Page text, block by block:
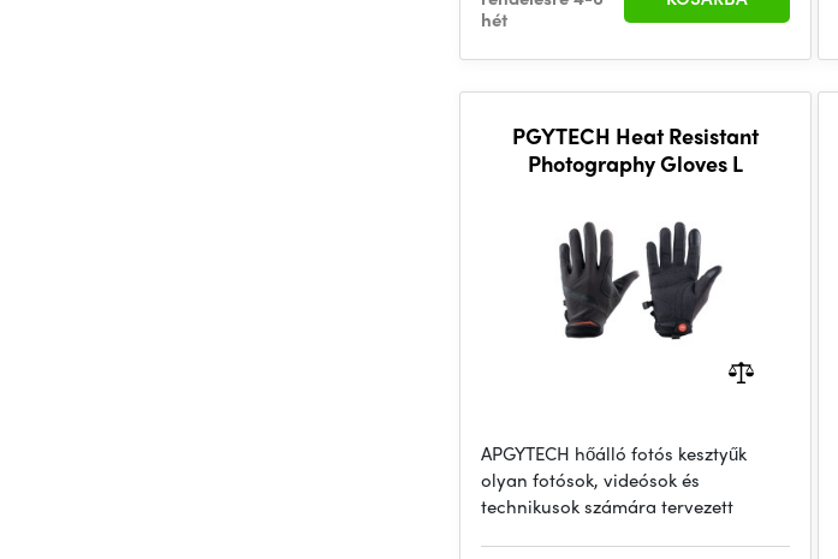
hét
PGYTECH Heat Resistant
Photography Gloves L
APGYTECH hőálló fotós kesztyűk
olyan fotósok, videósok és
technikusok számára tervezett